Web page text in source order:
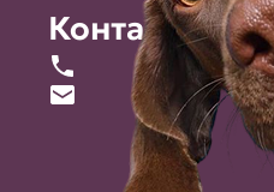
Контакты